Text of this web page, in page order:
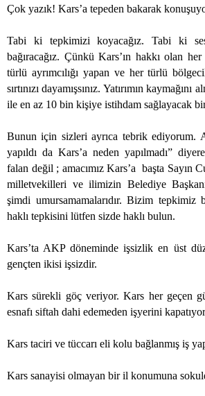
Çok yazık! Kars’a tepeden bakarak
Tabi ki tepkimizi koyacağız. Tabi ki
bağıracağız. Çünkü Kars’ın hakkı olan
türlü ayrımcılığı yapan ve her türlü
sırtınızı dayamışsınız. Yatırımın
ile en az 10 bin kişiye istihdam sağlayacak
Bunun için sizleri ayrıca tebrik ediyorum.
yapıldı da Kars’a neden yapılmadı”
falan değil ; amacımız Kars’a başta Sayın
milletvekilleri ve ilimizin Belediye
şimdi umursamamalarıdır. Bizim tepkimiz
haklı tepkisini lütfen sizde haklı bulun.
Kars’ta AKP döneminde işsizlik en üst
gençten ikisi işsizdir.
Kars sürekli göç veriyor. Kars her geçen
esnafı siftah dahi edemeden işyerini
Kars taciri ve tüccarı eli kolu bağlanmış iş
Kars sanayisi olmayan bir il konumuna